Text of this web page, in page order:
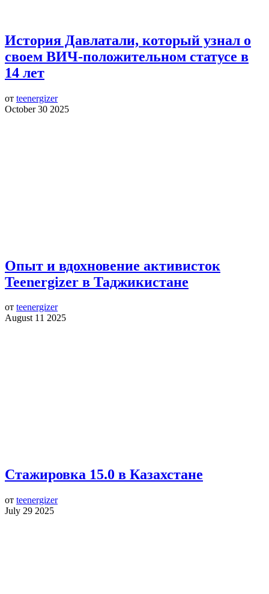
История Давлатали, который узнал о
своем ВИЧ-положительном статусе в
14 лет
от teenergizer
October 30 2025
Опыт и вдохновение активисток
Teenergizer в Таджикистане
от teenergizer
August 11 2025
Стажировка 15.0 в Казахстане
от teenergizer
July 29 2025